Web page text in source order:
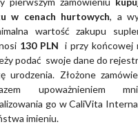
w cenach hurtowych, a
wartość zakupu
130 PLN i przy końcowej
podać swoje dane do
urodzenia. Złożone
upoważnieniem
go w CaliVita
imieniu.